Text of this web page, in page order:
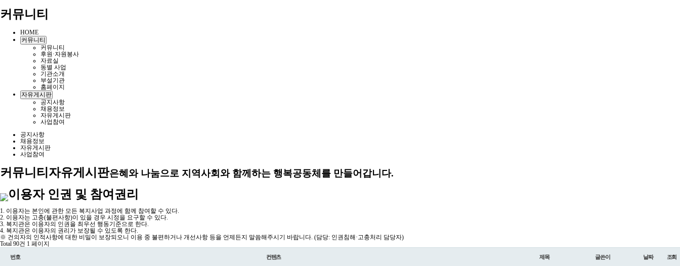
커뮤니티
HOME
커뮤니티
커뮤니티
후원·자원봉사
자료실
동별 사업
기관소개
부설기관
홈페이지
자유게시판
공지사항
채용정보
자유게시판
사업참여
공지사항
채용정보
자유게시판
사업참여
커뮤니티 자유게시판은혜와 나눔으로 지역사회와 함께하는 행복공동체를 만들어갑니다.
이용자 인권 및 참여권리
1. 이용자는 본인에 관한 모든 복지사업 과정에 함께 참여할 수 있다.
2. 이용자는 고충(불편사항)이 있을 경우 시정을 요구할 수 있다.
3. 복지관은 이용자의 인권을 최우선 행동기준으로 한다.
4. 복지관은 이용자의 권리가 보장될 수 있도록 한다.
※ 건의자의 인적사항에 대한 비밀이 보장되오니 이용 중 불편하거나 개선사항 등을 언제든지 말씀해주시기 바랍니다. (담당: 인권침해·고충처리 담당자)
Total 90건 1 페이지
번호 컨텐츠 제목 글쓴이 날짜 조회